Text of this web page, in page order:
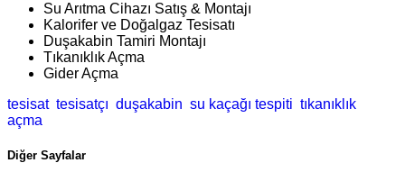
Su Arıtma Cihazı Satış & Montajı
Kalorifer ve Doğalgaz Tesisatı
Duşakabin Tamiri Montajı
Tıkanıklık Açma
Gider Açma
tesisat tesisatçı duşakabin su kaçağı tespiti tıkanıklık
açma
Diğer Sayfalar